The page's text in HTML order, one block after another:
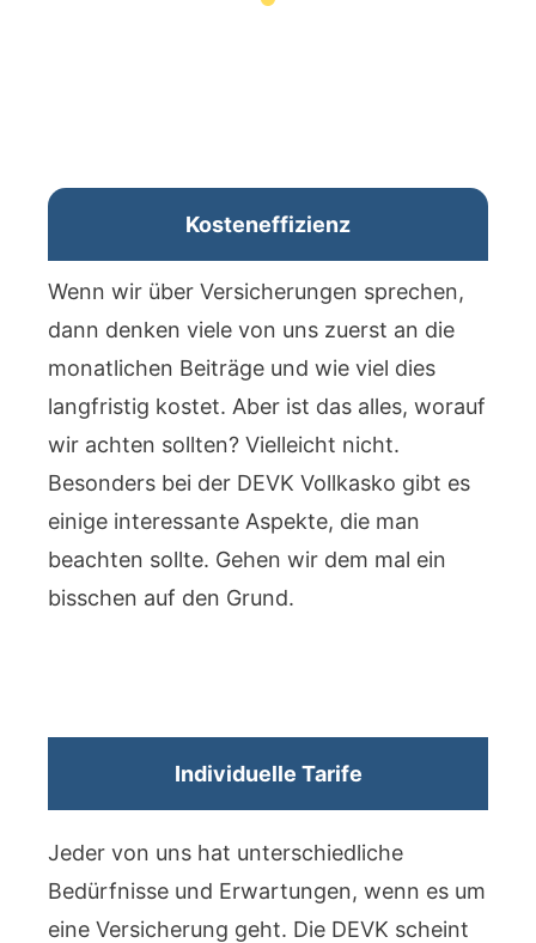
Kosteneffizienz
Wenn wir über Versicherungen sprechen,
dann denken viele von uns zuerst an die
monatlichen Beiträge und wie viel dies
langfristig kostet. Aber ist das alles, worauf
wir achten sollten? Vielleicht nicht.
Besonders bei der DEVK Vollkasko gibt es
einige interessante Aspekte, die man
beachten sollte. Gehen wir dem mal ein
bisschen auf den Grund.
Individuelle Tarife
Jeder von uns hat unterschiedliche
Bedürfnisse und Erwartungen, wenn es um
eine Versicherung geht. Die DEVK scheint